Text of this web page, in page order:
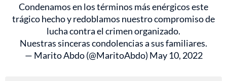
Condenamos en los términos más enérgicos este
trágico hecho y redoblamos nuestro compromiso de
lucha contra el crimen organizado.
Nuestras sinceras condolencias a sus familiares.
— Marito Abdo (@MaritoAbdo) May 10, 2022